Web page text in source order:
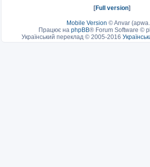
[Full version]
Mobile Version ©Anvar
Працює на phpBB® Forum Software ©
Український переклад © 2005-2016